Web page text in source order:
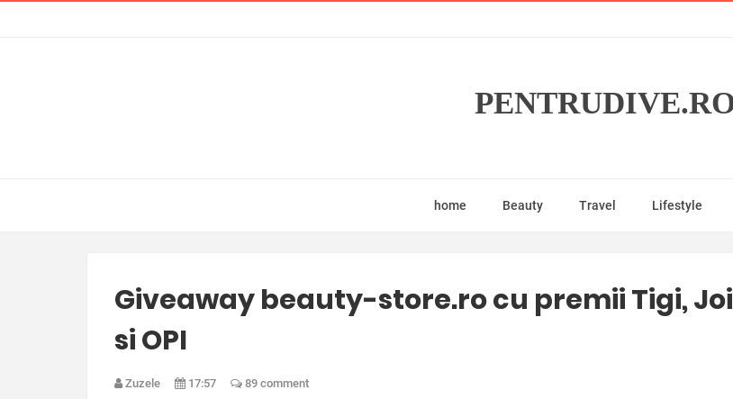
home Beauty Travel Lifestyle
Giveaway beauty-store.ro cu premii Tigi,
si OPI
Zuzele 17:57 89 comment